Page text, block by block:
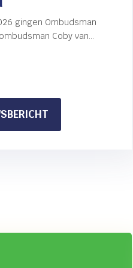
gingen Ombudsman
Coby van
: COBY VAN DER